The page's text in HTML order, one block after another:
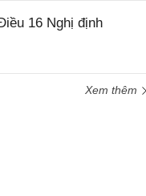
16 Nghị định
Xem thêm